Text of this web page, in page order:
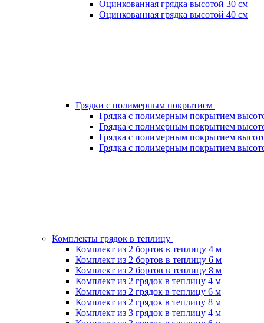
Оцинкованная грядка высотой 30 см
Оцинкованная грядка высотой 40 см
Грядки с полимерным покрытием
Грядка с полимерным покрытием
Грядка с полимерным покрытием
Грядка с полимерным покрытием
Грядка с полимерным покрытием
Комплекты грядок в теплицу
Комплект из 2 бортов в теплицу 4 м
Комплект из 2 бортов в теплицу 6 м
Комплект из 2 бортов в теплицу 8 м
Комплект из 2 грядок в теплицу 4 м
Комплект из 2 грядок в теплицу 6 м
Комплект из 2 грядок в теплицу 8 м
Комплект из 3 грядок в теплицу 4 м